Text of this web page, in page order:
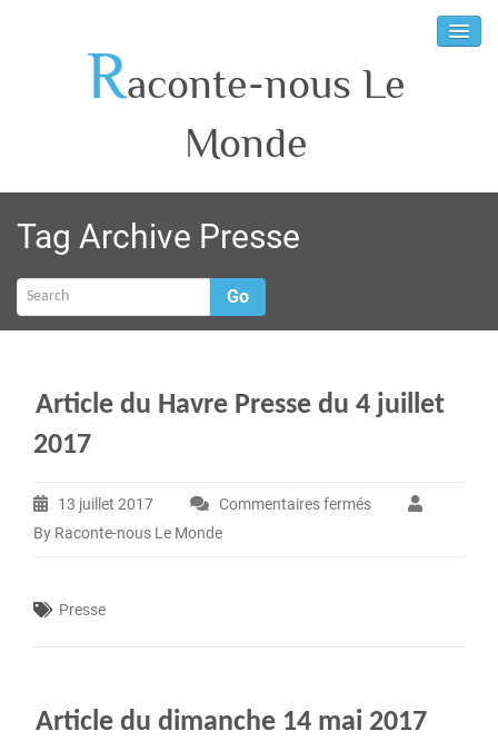
Raconte-nous Le
Monde
Tag Archive Presse
Go
Article du Havre Presse du 4 juillet
2017
13 juillet 2017 Commentaires ferméssur
2017
By Raconte-nous Le Monde
Presse
Article du dimanche 14 mai 2017